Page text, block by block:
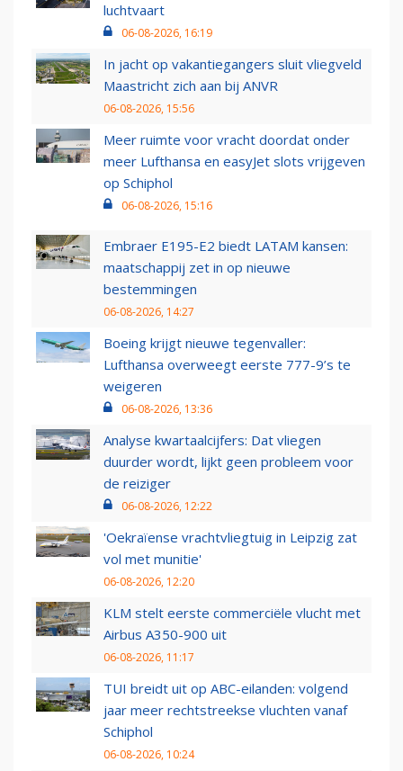
luchtvaart
06-08-2026, 16:19
In jacht op vakantiegangers sluit vliegveld
Maastricht zich aan bij ANVR
06-08-2026, 15:56
Meer ruimte voor vracht doordat onder
meer Lufthansa en easyJet slots vrijgeven
op Schiphol
06-08-2026, 15:16
Embraer E195-E2 biedt LATAM kansen:
maatschappij zet in op nieuwe
bestemmingen
06-08-2026, 14:27
Boeing krijgt nieuwe tegenvaller:
Lufthansa overweegt eerste 777-9’s te
weigeren
06-08-2026, 13:36
Analyse kwartaalcijfers: Dat vliegen
duurder wordt, lijkt geen probleem voor
de reiziger
06-08-2026, 12:22
'Oekraïense vrachtvliegtuig in Leipzig zat
vol met munitie'
06-08-2026, 12:20
KLM stelt eerste commerciële vlucht met
Airbus A350-900 uit
06-08-2026, 11:17
TUI breidt uit op ABC-eilanden: volgend
jaar meer rechtstreekse vluchten vanaf
Schiphol
06-08-2026, 10:24